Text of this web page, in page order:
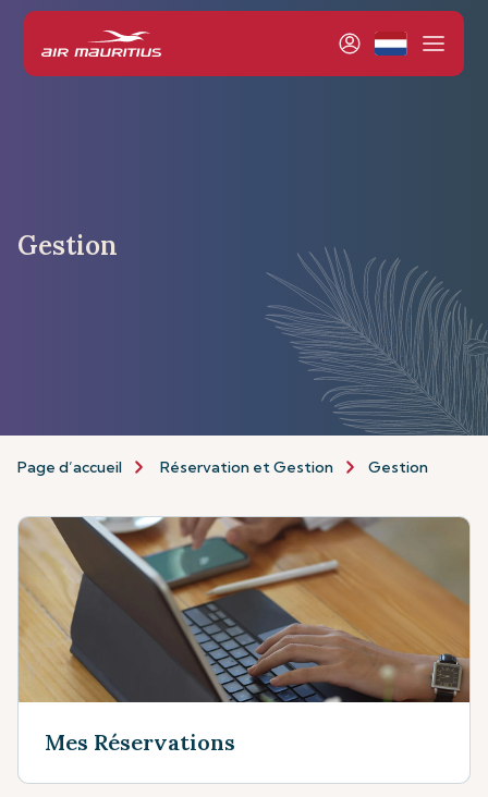
Gestion
Page d’accueil Réservation et Gestion Gestion
Mes Réservations